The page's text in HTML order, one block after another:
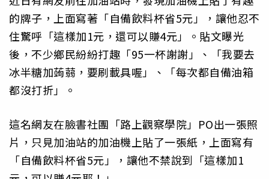
的牌子，上面寫著「自備飲料杯省5元」，讓他忍不
住驚呼「這樣加1元，還可以賺4元」。貼文曝光
後，不少鄉民紛紛打趣「95一杯謝謝」、「我要去
冰半糖加蒟蒻，要刷載具喔」、「每次都自備油箱
都沒打折」。
這名網友在臉書社團「路上觀察學院」PO出一張照
片，只見加油站的加油機上貼了一張紙，上面寫有
「自備飲料杯省5元」，讓他不禁說到「這樣加1